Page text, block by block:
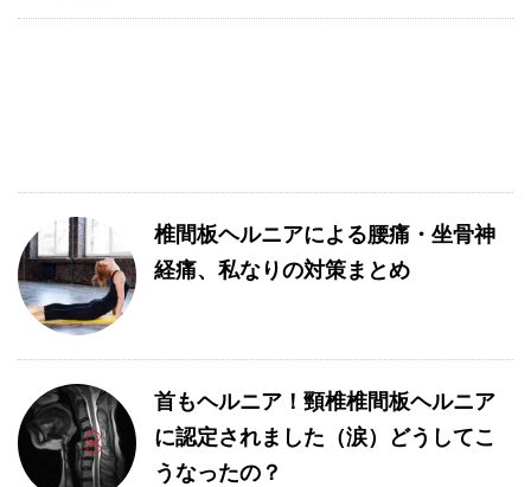
椎間板ヘルニアによる腰痛・坐骨神
経痛、私なりの対策まとめ
首もヘルニア！頸椎椎間板ヘルニア
に認定されました（涙）どうしてこ
うなったの？